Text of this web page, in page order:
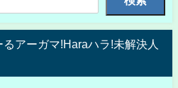
アーガマ!Haraハラ!未解決人